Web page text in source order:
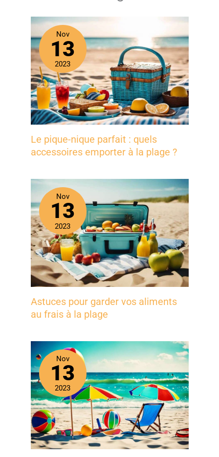
Nov
13
2023
Le pique-nique parfait : quels
accessoires emporter à la plage ?
Nov
13
2023
Astuces pour garder vos aliments
au frais à la plage
Nov
13
2023